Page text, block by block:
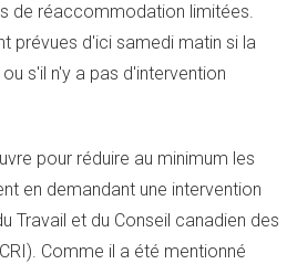
de réaccommodation limitées.
prévues d'ici samedi matin si la
s'il n'y a pas d'intervention
pour réduire au minimum les
en demandant une intervention
Travail et du Conseil canadien des
Comme il a été mentionné